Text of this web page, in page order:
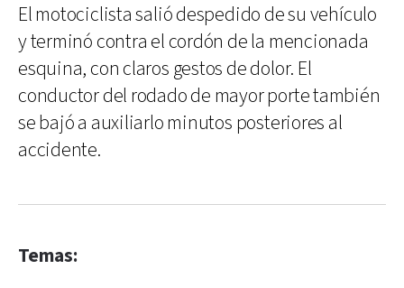
El motociclista salió despedido de su vehículo
y terminó contra el cordón de la mencionada
esquina, con claros gestos de dolor. El
conductor del rodado de mayor porte también
se bajó a auxiliarlo minutos posteriores al
accidente.
Temas: